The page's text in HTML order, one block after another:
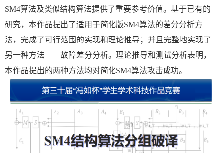
SM4算法及类似结构算法提供了重要参考价值。基于已有的
研究，本作品提出了适用于简化版SM4算法的差分分析方
法，完成了可行范围的实现和理论推导；并且完整地实现了
另一种方法——故障差分分析。理论推导和测试分析表明，
本作品提出的两种方法均对简化SM4算法攻击成功。